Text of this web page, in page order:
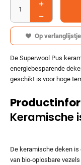
Op verlanglijstje
De Superwool Pus
energiebesparende
geschikt is voor hoge
Keramische
De keramische deken
van bio-oplosbare